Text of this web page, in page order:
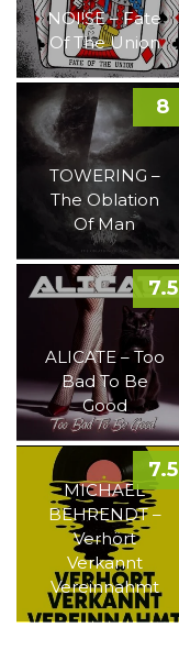
NOI!SE – Fate
Of The Union
TOWERING –
The Oblation
Of Man
8
ALICATE – Too
Bad To Be
Good
7.5
MICHAEL
BEHRENDT –
Verhört
Verkannt
Vereinnahmt
7.5